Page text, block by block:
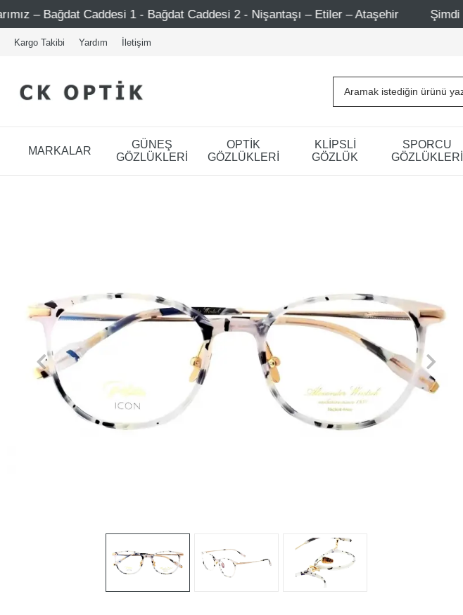
Caddesi 1 - Bağdat Caddesi 2 - Nişantaşı – Etiler – Ataşehir Şimdi Üye ol ! 5000
Kargo Takibi Yardım İletişim
MARKALAR
GÜNEŞ
GÖZLÜKLERİ
OPTİK
GÖZLÜKLERİ
KLİPSLİ
GÖZLÜK
SPORCU
GÖZLÜKLERİ